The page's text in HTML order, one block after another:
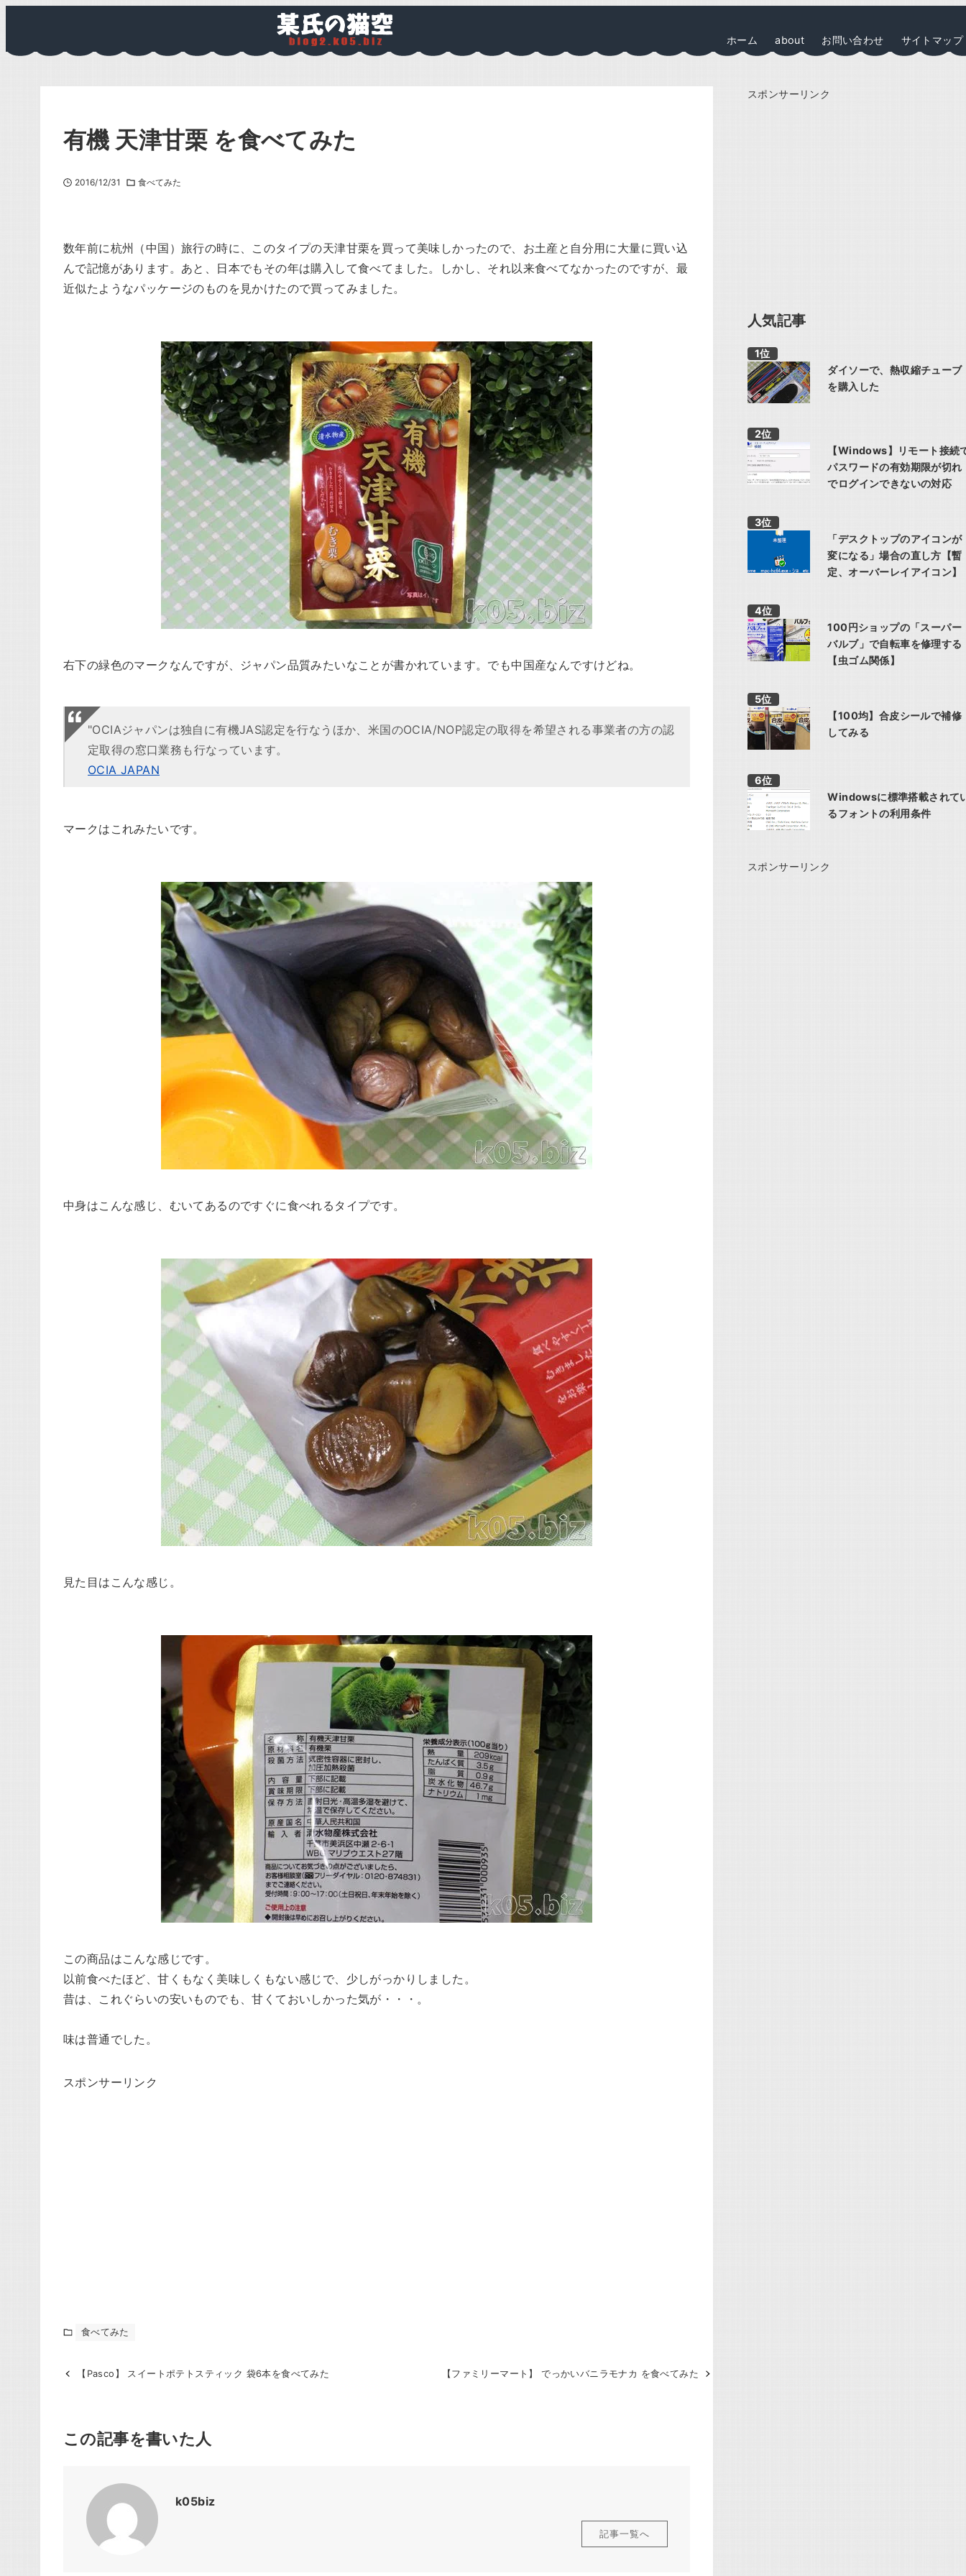
ホーム about お問い合わせ サイトマップ
有機 天津甘栗 を食べてみた
2016/12/31 食べてみた
数年前に杭州（中国）旅行の時に、このタイプの天津甘栗を買って美味しかったので、お土産と自分用に大量に買い込
んで記憶があります。あと、日本でもその年は購入して食べてました。しかし、それ以来食べてなかったのですが、最
近似たようなパッケージのものを見かけたので買ってみました。
右下の緑色のマークなんですが、ジャパン品質みたいなことが書かれています。でも中国産なんですけどね。
"OCIAジャパンは独自に有機JAS認定を行なうほか、米国のOCIA/NOP認定の取得を希望される事業者の方の認
定取得の窓口業務も行なっています。
OCIA JAPAN
マークはこれみたいです。
中身はこんな感じ、むいてあるのですぐに食べれるタイプです。
見た目はこんな感じ。
この商品はこんな感じです。
以前食べたほど、甘くもなく美味しくもない感じで、少しがっかりしました。
昔は、これぐらいの安いものでも、甘くておいしかった気が・・・。
味は普通でした。
スポンサーリンク
食べてみた
【Pasco】 スイートポテトスティック 袋6本を食べてみた 【ファミリーマート】 でっかいバニラモナカ を食べてみた
この記事を書いた人
k05biz
記事一覧へ
スポンサーリンク
人気記事
ダイソーで、熱収縮チューブ
を購入した
【Windows】リモート接続
パスワードの有効期限が切れ
でログインできないの対応
「デスクトップのアイコンが
変になる」場合の直し方【暫
定、オーバーレイアイコン】
100円ショップの「スーパー
バルブ」で自転車を修理する
【虫ゴム関係】
【100均】合皮シールで補修
してみる
Windowsに標準搭載されて
るフォントの利用条件
スポンサーリンク